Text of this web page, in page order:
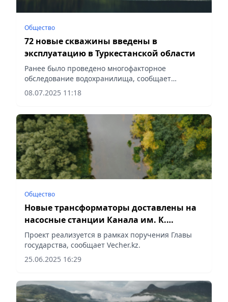
Общество
72 новые скважины введены в
эксплуатацию в Туркестанской области
Ранее было проведено многофакторное
обследование водохранилища, сообщает
Vecher.kz.
08.07.2025 11:18
Общество
Новые трансформаторы доставлены на
насосные станции Канала им. К.
Сатпаева
Проект реализуется в рамках поручения Главы
государства, сообщает Vecher.kz.
25.06.2025 16:29